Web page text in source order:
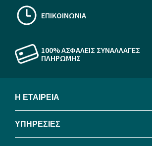
ΕΠΙΚΟΙΝΩΝΙΑ
100% ΑΣΦΑΛΕΙΣ ΣΥΝΑΛΛΑΓΕΣ
ΠΛΗΡΩΜΗΣ
Η ΕΤΑΙΡΕΙΑ
ΥΠΗΡΕΣΙΕΣ